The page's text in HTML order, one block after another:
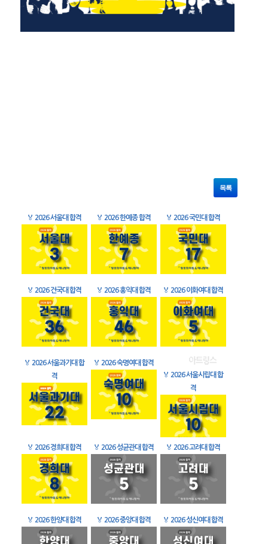
목록
🏅 2026 서울대 합격 🏅 2026 한예종 합격 🏅 2026 국민대 합격
🏅 2026 건국대 합격 🏅 2026 홍익대 합격 🏅 2026 이화여대 합격
🏅 2026 서울과기대 합
격
🏅 2026 숙명여대 합격
🏅 2026 서울시립대 합
격
🏅 2026 경희대 합격 🏅 2026 성균관대 합격 🏅 2026 고려대 합격
🏅 2026 한양대 합격 🏅 2026 중앙대 합격 🏅 2026 성신여대 합격